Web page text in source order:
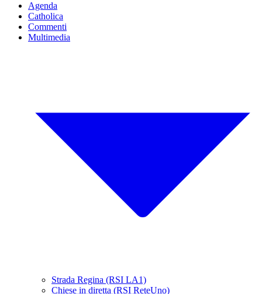
Agenda
Catholica
Commenti
Multimedia
Strada Regina (RSI LA1)
Chiese in diretta (RSI ReteUno)